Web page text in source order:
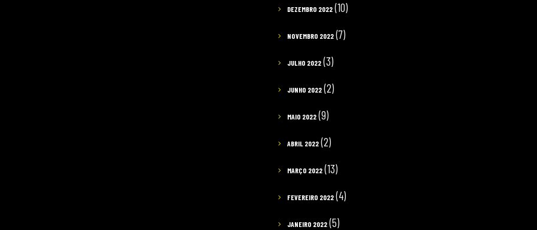
DEZEMBRO 2022 (10)
NOVEMBRO 2022 (7)
JULHO 2022 (3)
JUNHO 2022 (2)
MAIO 2022 (9)
ABRIL 2022 (2)
MARÇO 2022 (13)
FEVEREIRO 2022 (4)
JANEIRO 2022 (5)